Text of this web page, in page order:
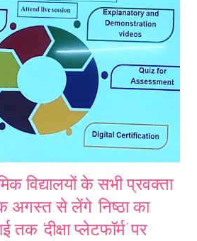
का लेटेस्ट वर्जन इंस्टॉल कर लें। स्मार्ट फोन पर दीक्षा
पर अपना यूजर अकाउंट बना लें। यूजर अकाउंट
स्थाई मोबाइल नंबर और मेल अकाउंट पंज...
विद्यालयों के सभी प्रवक्ता
अगस्त से लेंगे 'निष्ठा का
तक 'दीक्षा प्लेटफॉर्म' पर